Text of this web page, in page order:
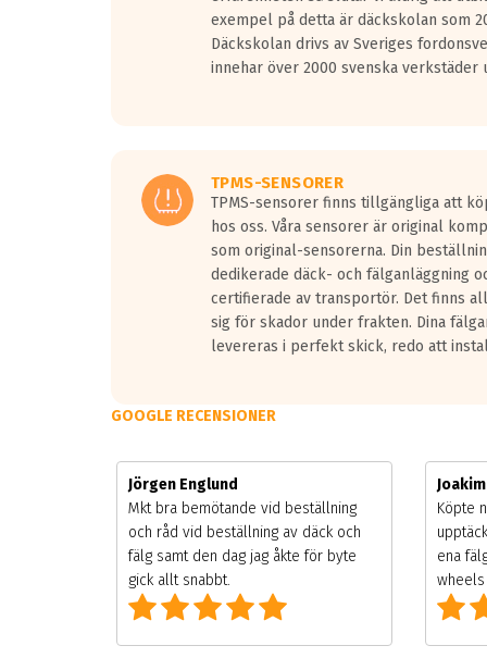
Vid körning i över 50km/h brukar
På däckmärkningen kommer det finnas en
medans de vita vågorna påvisar om det är ett tyst
Ett däck med tre svarta vågor uppnår de
exempel på detta är däckskolan som
Däckskolan drivs av Sveriges
innehar över 2000 svenska verkstäder
TPMS-SENSORER
TPMS-sensorer finns tillgängliga att
hos oss. Våra sensorer är original
som original-sensorerna. Din
dedikerade däck- och fälganläggning
certifierade av transportör. Det finns
sig för skador under frakten. Dina
levereras i perfekt skick, redo att
GOOGLE RECENSIONER
Jörgen Englund
Mkt bra bemötande vid beställning
och råd vid beställning av däck och
fälg samt den dag jag åkte för byte
gick allt snabbt.
Köpte
ena